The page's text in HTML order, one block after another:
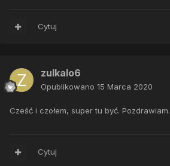
Cytuj
zulkalo6
Opublikowano 15 Marca 2020
Cześć i czołem, super tu być. Pozdrawiam.
Cytuj